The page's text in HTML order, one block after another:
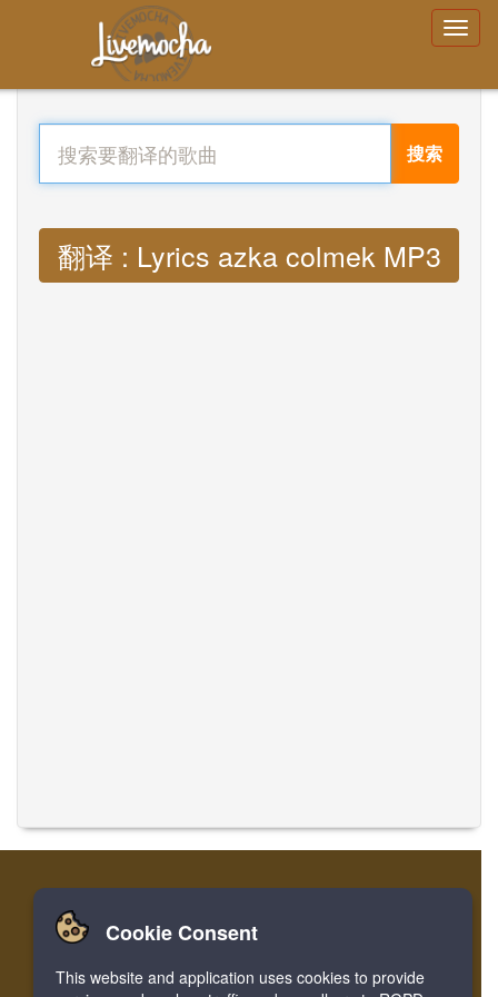
搜索
翻译 : Lyrics azka colmek MP3
家 登录 寄存器
Facebook Twitter Bookmark
Cookie Consent
This website and application uses cookies to provide